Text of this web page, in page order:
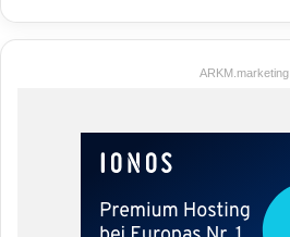
ARKM.marketing